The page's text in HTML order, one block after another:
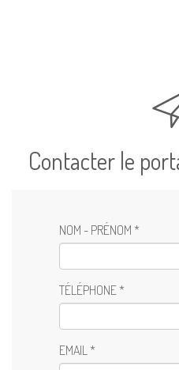
Contacter le
NOM - PRÉNOM *
TÉLÉPHONE *
EMAIL *